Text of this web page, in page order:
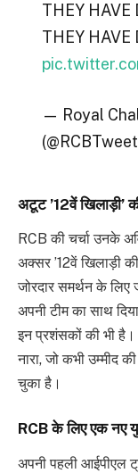
THEY HAVE
THEY HAVE
— Royal
अटूट ’12वें खिलाड़ी’
RCB की चर्चा उनके
अक्सर ’12वें खिलाड़ी
जोरदार समर्थन के
अपनी टीम का साथ
इन प्रशंसकों की भी है।
नारा, जो कभी उम्मीद
चुका है।
RCB के लिए एक नए
अपनी पहली आईपीएल